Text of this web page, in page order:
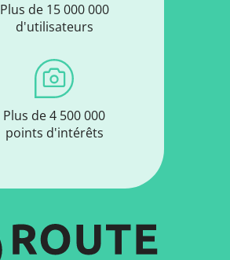
Plus de 15 000 000
d'utilisateurs
Plus de 4 500 000
points d'intérêts